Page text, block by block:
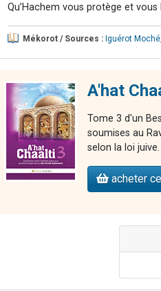
Qu’Hachem vous protège et vous
Mékorot / Sources : Iguérot Moché
A'hat
Tome 3 d'un
soumises au
selon la loi juive.
acheter